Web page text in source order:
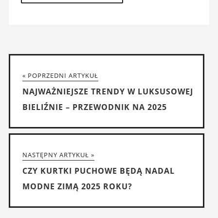
« POPRZEDNI ARTYKUŁ
NAJWAŻNIEJSZE TRENDY W LUKSUSOWEJ
BIELIŹNIE – PRZEWODNIK NA 2025
NASTĘPNY ARTYKUŁ »
CZY KURTKI PUCHOWE BĘDĄ NADAL
MODNE ZIMĄ 2025 ROKU?